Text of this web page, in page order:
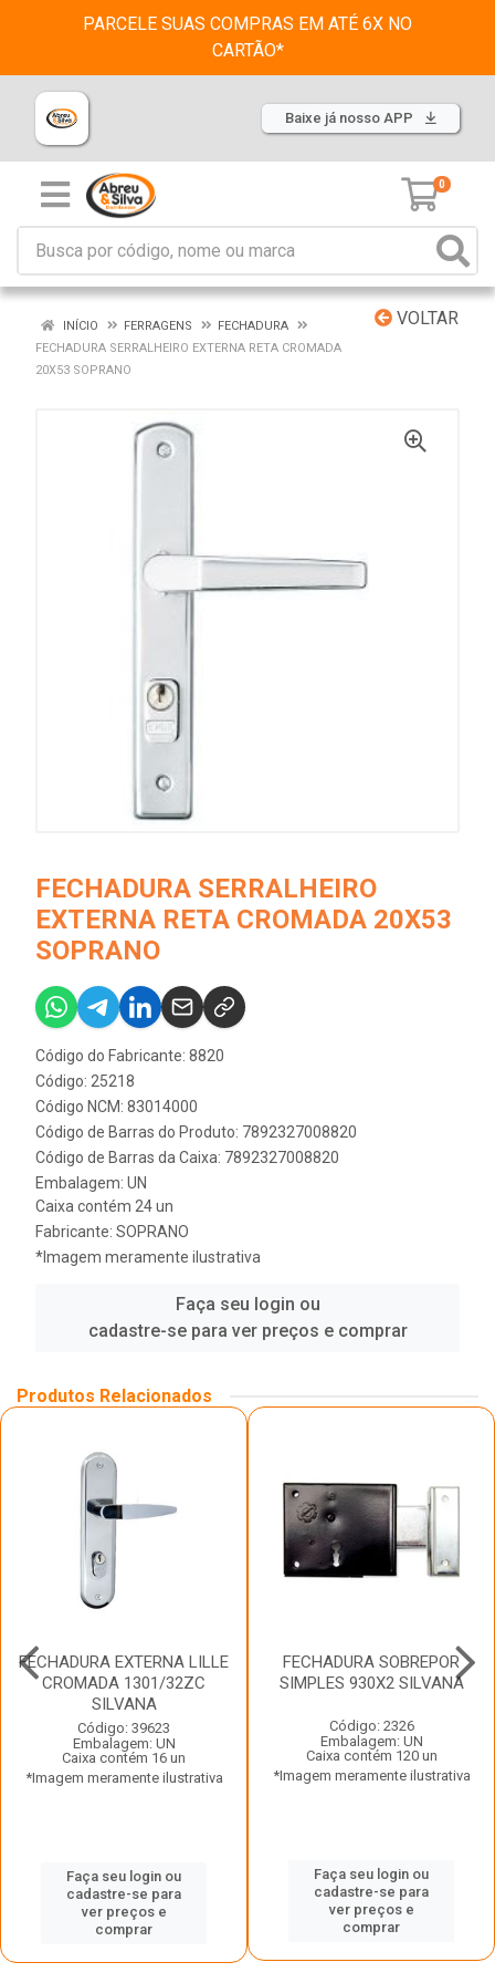
PARCELE SUAS COMPRAS EM ATÉ 6X NO
CARTÃO*
Baixe já nosso APP
0
VOLTAR
INÍCIO FERRAGENS
FECHADURA
FECHADURA SERRALHEIRO EXTERNA RETA CROMADA
20X53 SOPRANO
FECHADURA SERRALHEIRO
EXTERNA RETA CROMADA 20X53
SOPRANO
Código do Fabricante: 8820
Código: 25218
Código NCM: 83014000
Código de Barras do Produto: 7892327008820
Código de Barras da Caixa: 7892327008820
Embalagem: UN
Caixa contém 24 un
Fabricante: SOPRANO
*Imagem meramente ilustrativa
Faça seu login ou
cadastre-se para ver preços e comprar
Produtos Relacionados
FECHADURA EXTERNA LILLE
CROMADA 1301/32ZC
SILVANA
Código: 39623
Embalagem: UN
Caixa contém 16 un
*Imagem meramente ilustrativa
Faça seu login ou
cadastre-se para
ver preços e
comprar
FECHADURA SOBREPOR
SIMPLES 930X2 SILVANA
Código: 2326
Embalagem: UN
Caixa contém 120 un
*Imagem meramente ilustrativa
Faça seu login ou
cadastre-se para
ver preços e
comprar